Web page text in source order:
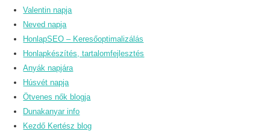
Valentin napja
Neved napja
HonlapSEO – Keresőoptimalizálás
Honlapkészítés, tartalomfejlesztés
Anyák napjára
Húsvét napja
Ötvenes nők blogja
Dunakanyar info
Kezdő Kertész blog